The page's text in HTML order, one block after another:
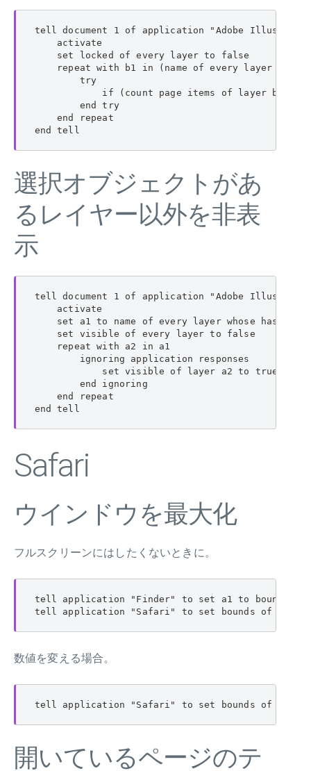
tell document 1 of application "Adobe
    activate
    set locked of every layer to false
repeat with b1 in (name of every layer as
        try
if (count page items of layer b1) =
        end try
    end repeat
end tell
選択オブジェクトがあ
るレイヤー以外を非表
示
tell document 1 of application "Adobe
    activate
set a1 to name of every layer whose has
    set visible of every layer to false
    repeat with a2 in a1
        ignoring application responses
            set visible of layer a2 to true
        end ignoring
    end repeat
end tell
Safari
ウインドウを最大化
フルスクリーンにはしたくないときに。
tell application "Finder" to set a1 to bounds of
tell application "Safari" to set bounds of
数値を変える場合。
tell application "Safari" to set bounds of
開いているページのテ